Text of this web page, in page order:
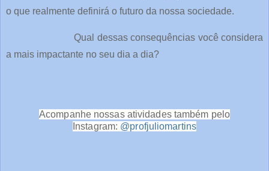
o que realmente definirá o futuro da nossa sociedade.
Qual dessas consequências você considera
a mais impactante no seu dia a dia?
Acompanhe nossas atividades também pelo
Instagram: @profjuliomartins